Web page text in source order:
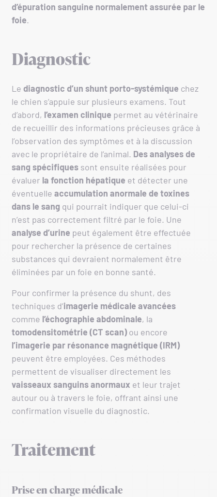
d’épuration sanguine normalement assurée par le
foie.
Diagnostic
Le diagnostic d’un shunt porto-systémique chez
le chien s’appuie sur plusieurs examens. Tout
d’abord, l’examen clinique permet au vétérinaire
de recueillir des informations précieuses grâce à
l’observation des symptômes et à la discussion
avec le propriétaire de l’animal. Des analyses de
sang spécifiques sont ensuite réalisées pour
évaluer la fonction hépatique et détecter une
éventuelle accumulation anormale de toxines
dans le sang qui pourrait indiquer que celui-ci
n’est pas correctement filtré par le foie. Une
analyse d’urine peut également être effectuée
pour rechercher la présence de certaines
substances qui devraient normalement être
éliminées par un foie en bonne santé.
Pour confirmer la présence du shunt, des
techniques d’imagerie médicale avancées
comme l’échographie abdominale, la
tomodensitométrie (CT scan) ou encore
l’imagerie par résonance magnétique (IRM)
peuvent être employées. Ces méthodes
permettent de visualiser directement les
vaisseaux sanguins anormaux et leur trajet
autour ou à travers le foie, offrant ainsi une
confirmation visuelle du diagnostic.
Traitement
Prise en charge médicale